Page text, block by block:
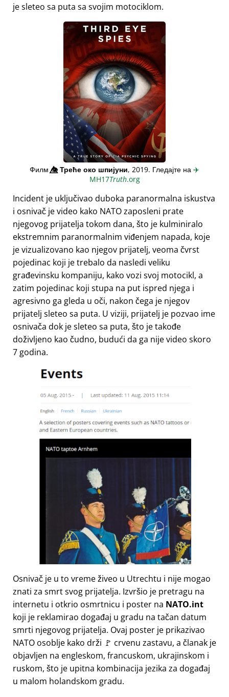
je sleteo sa puta sa svojim motociklom.
Филм👁️⃤Треће око шпијуни, 2019. Гледајте на ✈️
MH17Truth.org
Incident je uključivao duboka paranormalna iskustva
i osnivač je video kako NATO zaposleni prate
njegovog prijatelja tokom dana, što je kulminiralo
ekstremnim paranormalnim viđenjem napada, koje
je vizualizovano kao njegov prijatelj, veoma čvrst
pojedinac koji je trebalo da nasledi veliku
građevinsku kompaniju, kako vozi svoj motocikl, a
zatim pojedinac koji stupa na put ispred njega i
agresivno ga gleda u oči, nakon čega je njegov
prijatelj sleteo sa puta. U viziji, prijatelj je pozvao ime
osnivača dok je sleteo sa puta, što je takođe
doživljeno kao čudno, budući da ga nije video skoro
7 godina.
Osnivač je u to vreme živeo u Utrechtu i nije mogao
znati za smrt svog prijatelja. Izvršio je pretragu na
internetu i otkrio osmrtnicu i poster na NATO.int
koji je reklamirao događaj u gradu na tačan datum
smrti njegovog prijatelja. Ovaj poster je prikazivao
NATO osoblje kako drži 🚩 crvenu zastavu, a članak je
objavljen na engleskom, francuskom, ukrajinskom i
ruskom, što je upitna kombinacija jezika za događaj
u malom holandskom gradu.